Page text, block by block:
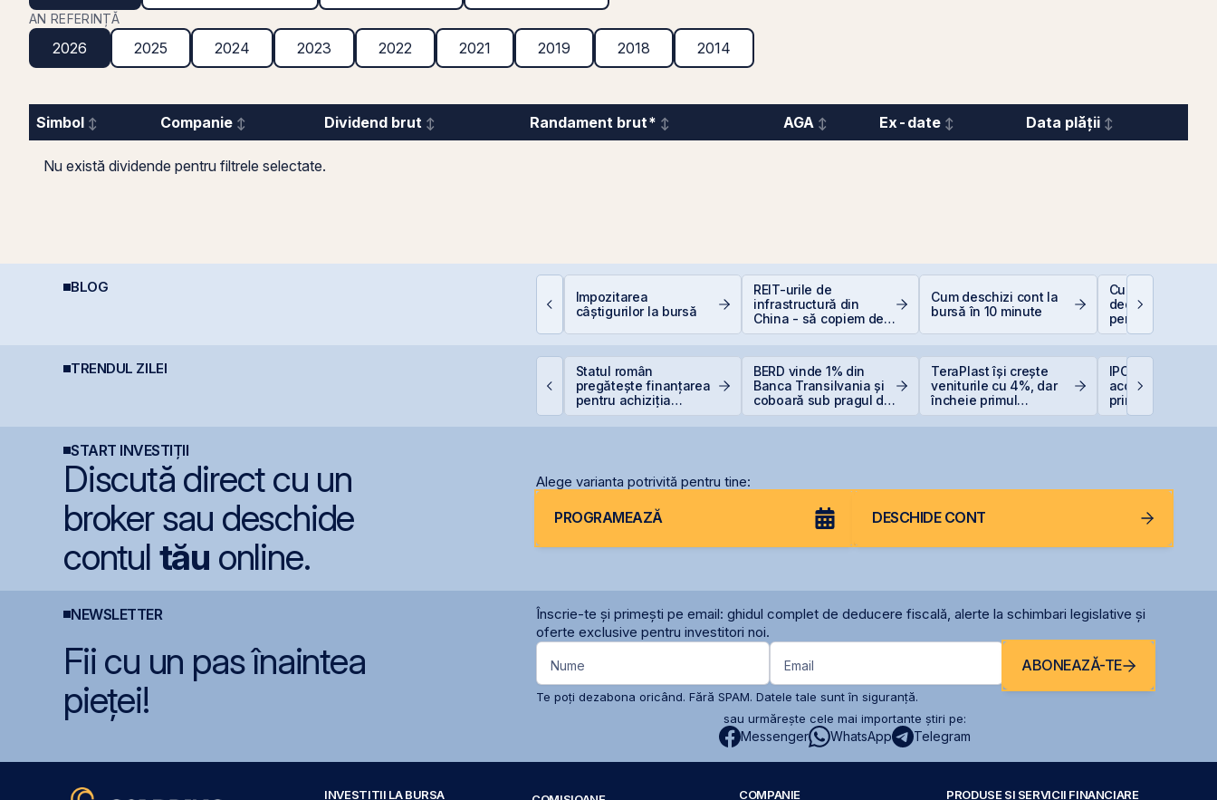
AN REFERINȚĂ
2026 2025 2024 2023 2022 2021 2019 2018 2014
Simbol Companie Dividend brut Randament brut* AGA Ex-date Data plății
Nu există dividende pentru filtrele selectate.
BLOG
Economia României în
Impozitarea
câștigurilor la bursă
REIT-urile de
infrastructură din
China - să copiem de
la cel ce copiază?!
Cum deschizi cont la
bursă în 10 minute
Cum
deducerea
pentru investiții
bursă
TRENDUL ZILEI
România evită
Statul român
pregătește finanțarea
pentru achiziția
BERD vinde 1% din
Banca Transilvania și
coboară sub pragul de
TeraPlast își crește
veniturile cu 4%, dar
încheie primul
IPO-ul Digi Spain
acoperit integral
prima zi
START INVESTIȚII
Discută direct cu un
broker sau deschide
contul tău online.
Alege varianta potrivită pentru tine:
PROGRAMEAZĂ DESCHIDE CONT
NEWSLETTER
Înscrie-te și primești pe email: ghidul complet de deducere fiscală, alerte la schimbari legislative și
oferte exclusive pentru investitori noi.
Fii cu un pas înaintea
pieței!
Nume Email ABONEAZĂ-TE
Te poți dezabona oricând. Fără SPAM. Datele tale sunt în siguranță.
sau urmărește cele mai importante știri pe:
Messenger WhatsApp Telegram
INVESTIȚII LA BURSA COMPANIE PRODUSE ȘI SERVICII FINANCIARE